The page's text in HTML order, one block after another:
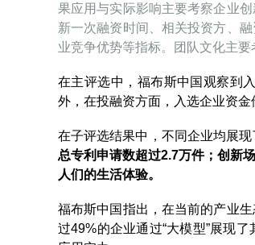
果应用与实际影响主要考察企业
新一次融资时间、相关投资方、
业竞争优势等指标。团队文化主
在主评选中，福布斯中国观察到
外，在投融资方面，入选企业资金
在子评选结果中，不同企业均展现
总专利申请数超过2.7万件；创新
人们的生活体验。
福布斯中国指出，在当前的产业
过49%的企业通过“大模型”展现